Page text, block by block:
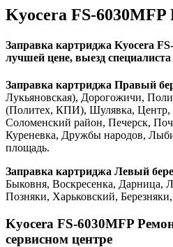
Kyocera FS-6030MFP
Заправка картриджа Kyocera
лучшей цене, выезд специалиста
Заправка картриджа Правый
Лукьяновская), Дорогожичи,
(Политех, КПИ), Шулявка,
Соломенский район, Печерск,
Куреневка, Дружбы народов,
площадь.
Заправка картриджа Левый
Быковня, Воскресенка, Дарница,
Позняки, Харьковский,
Kyocera FS-6030MFP
сервисном центре